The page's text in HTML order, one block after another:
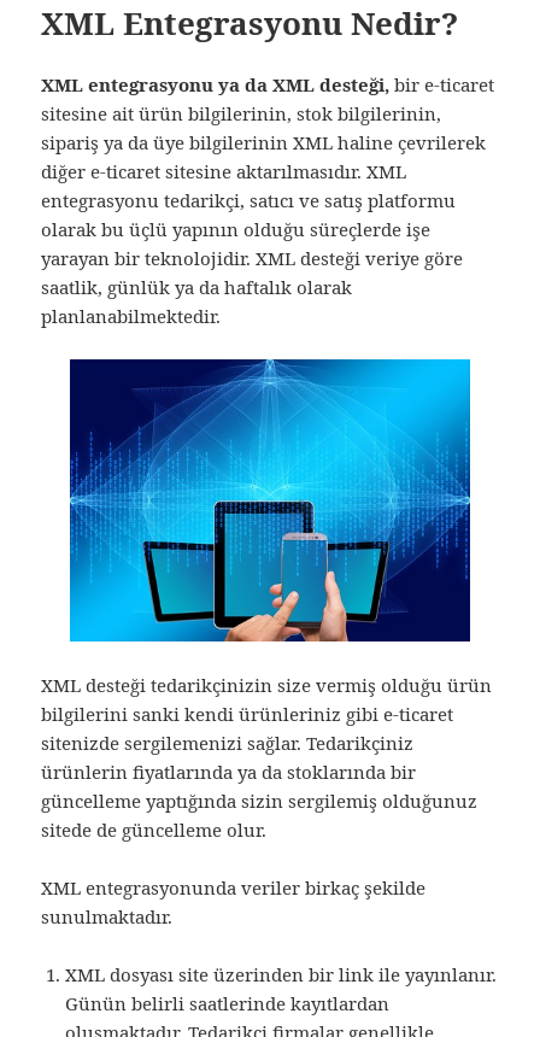
XML Entegrasyonu Nedir?
XML entegrasyonu ya da XML desteği, bir e-ticaret
sitesine ait ürün bilgilerinin, stok bilgilerinin,
sipariş ya da üye bilgilerinin XML haline çevrilerek
diğer e-ticaret sitesine aktarılmasıdır. XML
entegrasyonu tedarikçi, satıcı ve satış platformu
olarak bu üçlü yapının olduğu süreçlerde işe
yarayan bir teknolojidir. XML desteği veriye göre
saatlik, günlük ya da haftalık olarak
planlanabilmektedir.
XML desteği tedarikçinizin size vermiş olduğu ürün
bilgilerini sanki kendi ürünleriniz gibi e-ticaret
sitenizde sergilemenizi sağlar. Tedarikçiniz
ürünlerin fiyatlarında ya da stoklarında bir
güncelleme yaptığında sizin sergilemiş olduğunuz
sitede de güncelleme olur.
XML entegrasyonunda veriler birkaç şekilde
sunulmaktadır.
XML dosyası site üzerinden bir link ile yayınlanır.
Günün belirli saatlerinde kayıtlardan